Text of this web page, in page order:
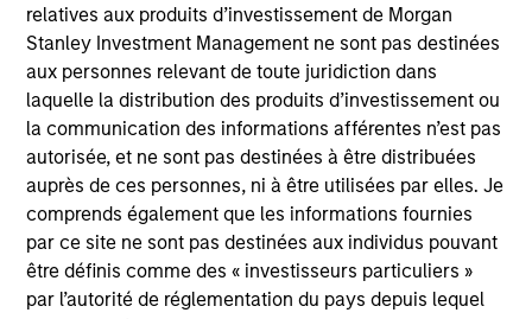
relatives aux produits d’investissement de Morgan
Stanley Investment Management ne sont pas destinées
aux personnes relevant de toute juridiction dans
laquelle la distribution des produits d’investissement ou
la communication des informations afférentes n’est pas
autorisée, et ne sont pas destinées à être distribuées
auprès de ces personnes, ni à être utilisées par elles. Je
comprends également que les informations fournies
par ce site ne sont pas destinées aux individus pouvant
être définis comme des « investisseurs particuliers »
par l’autorité de réglementation du pays depuis lequel
As of July 25, 2025. The above is provided for informational
and educational purposes only. There is no guarantee that
the investment mentioned resulted in positive performance
(for realized holdings), or will perform well in the future (for
current holdings). The trademarks and service marks above
are the property of their respective owners. The information
on this website has not been authorized, sponsored, or
otherwise approved by such owners. By clicking on any